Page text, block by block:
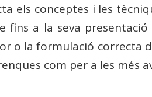
els conceptes i les
fins a la seva
o la formulació correcta
com per a les més